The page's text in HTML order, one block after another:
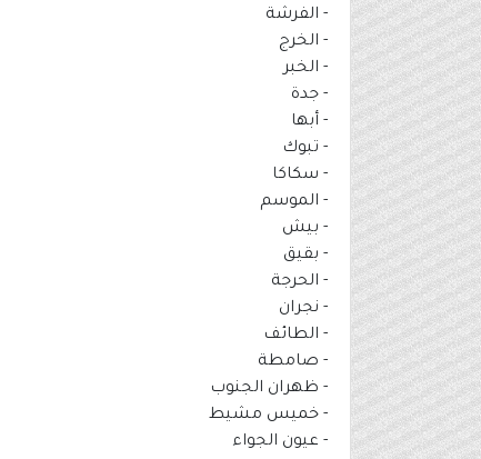
- الفرشة
- الخرج
- الخبر
- جدة
- أبها
- تبوك
- سكاكا
- الموسم
- بيش
- بقيق
- الحرجة
- نجران
- الطائف
- صامطة
- ظهران الجنوب
- خميس مشيط
- عيون الجواء